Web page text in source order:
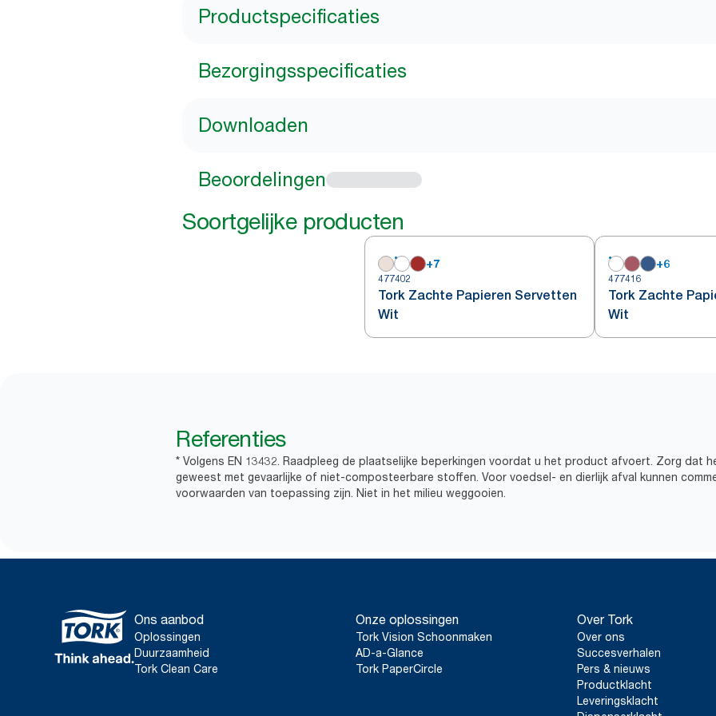
Productspecificaties
Bezorgingsspecificaties
Downloaden
Beoordelingen
Soortgelijke producten
+7
477402
Tork Zachte Papieren Servetten
Wit
+6
477416
Tork Zachte
Wit
Referenties
* Volgens EN 13432. Raadpleeg de plaatselijke beperkingen voordat u het product afvoert. Zorg dat
geweest met gevaarlijke of niet-composteerbare stoffen. Voor voedsel- en dierlijk afval kunnen
voorwaarden van toepassing zijn. Niet in het milieu weggooien.
Ons aanbod
Oplossingen
Duurzaamheid
Tork Clean Care
Onze oplossingen
Tork Vision Schoonmaken
AD-a-Glance
Tork PaperCircle
Over Tork
Over ons
Succesverhalen
Pers & nieuws
Productklacht
Leveringsklacht